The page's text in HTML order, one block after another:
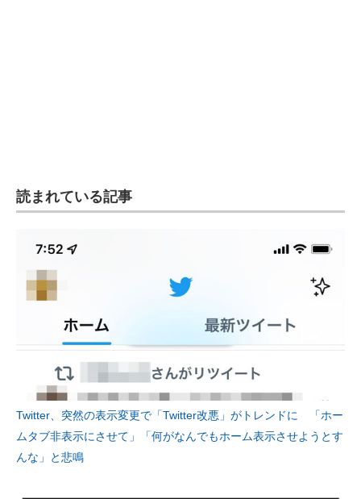
読まれている記事
Twitter、突然の表示変更で「Twitter改悪」がトレンドに 「ホー
ムタブ非表示にさせて」「何がなんでもホーム表示させようとす
んな」と悲鳴